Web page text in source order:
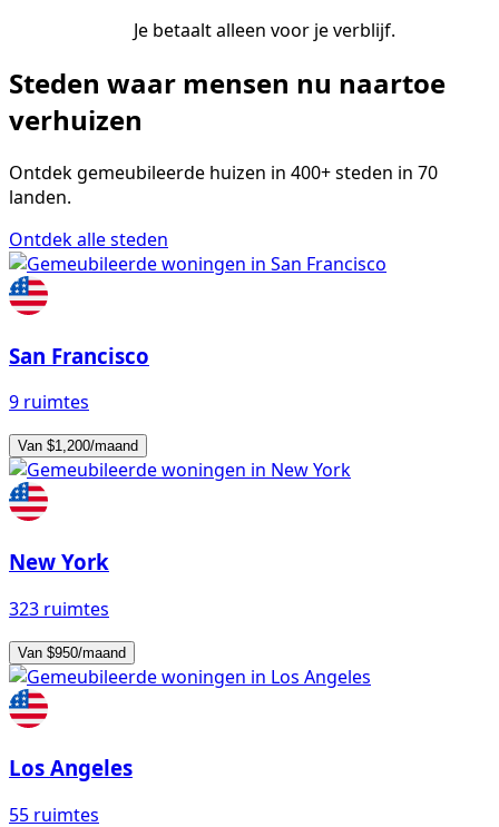
Je betaalt alleen voor je verblijf.
Steden waar mensen nu naartoe
verhuizen
Ontdek gemeubileerde huizen in 400+ steden in 70
landen.
Ontdek alle steden
San Francisco
9 ruimtes
Van $1,200/maand
New York
323 ruimtes
Van $950/maand
Los Angeles
55 ruimtes